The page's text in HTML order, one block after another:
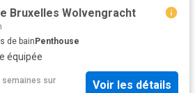
Bruxelles Wolvengracht
de bainPenthouse
équipée
semaines sur
Voir les détails